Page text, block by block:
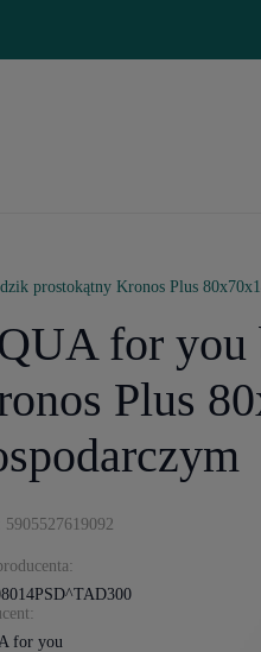
prostokątny Kronos Plus
for you
Plus
5905527619092
for you